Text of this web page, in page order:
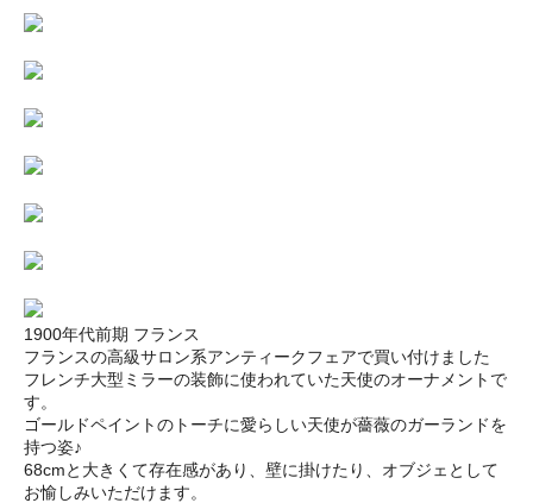
1900年代前期 フランス
フランスの高級サロン系アンティークフェアで買い付けました
フレンチ大型ミラーの装飾に使われていた天使のオーナメントで
す。
ゴールドペイントのトーチに愛らしい天使が薔薇のガーランドを
持つ姿♪
68cmと大きくて存在感があり、壁に掛けたり、オブジェとして
お愉しみいただけます。